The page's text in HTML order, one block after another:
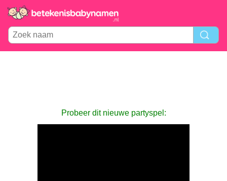
Probeer dit nieuwe partyspel: